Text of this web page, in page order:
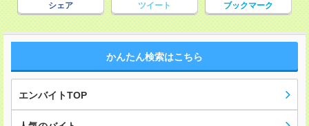
シェア ツイート ブックマーク
かんたん検索はこちら
エンバイトTOP